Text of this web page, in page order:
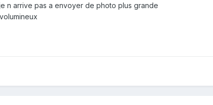
n arrive pas a envoyer de photo plus grande